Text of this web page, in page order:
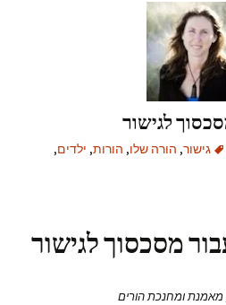
לגישור
גישור, הורה שלו, הורות, ילדים,
מסכסוך לגישור
מאמנת ומחנכת הורים